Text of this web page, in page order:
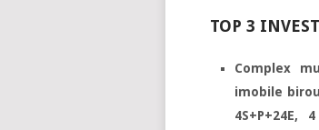
TOP 3
Complex
imobile
4S+P+24E,